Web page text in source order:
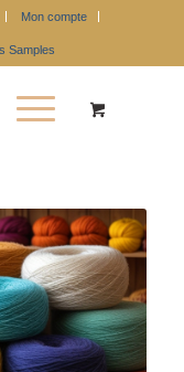
Mon compte
Samples